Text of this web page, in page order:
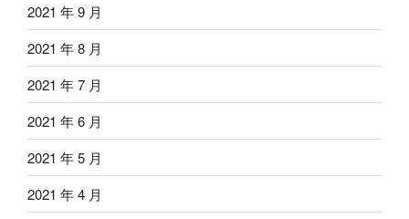
2021 年 9 月
2021 年 8 月
2021 年 7 月
2021 年 6 月
2021 年 5 月
2021 年 4 月